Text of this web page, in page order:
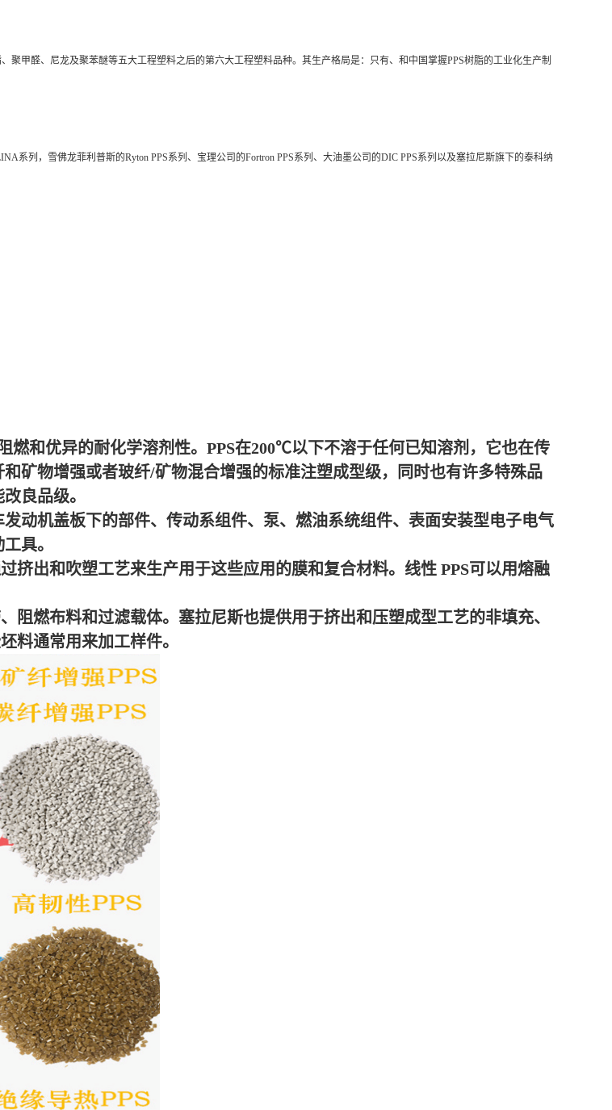
甲醛、尼龙及聚苯醚等五大工程塑料之后的第六大工程塑料品种。其生产格局是：只有、和中国掌握PPS树脂的工业化生产制
系列，雪佛龙菲利普斯的Ryton PPS系列、宝理公司的Fortron PPS系列、大油墨公司的DIC PPS系列以及塞拉尼斯旗下的泰科纳
燃和优异的耐化学溶剂性。PPS在200℃以下不溶于任何已知溶剂，它也在传
矿物增强或者玻纤/矿物混合增强的标准注塑成型级，同时也有许多特殊品
良品级。
机盖板下的部件、传动系组件、泵、燃油系统组件、表面安装型电子电气
具。
出和吹塑工艺来生产用于这些应用的膜和复合材料。 线性 PPS可以用熔融
燃布料和过滤载体。塞拉尼斯也提供用于挤出和压塑成型工艺的非填充、
料通常用来加工样件。